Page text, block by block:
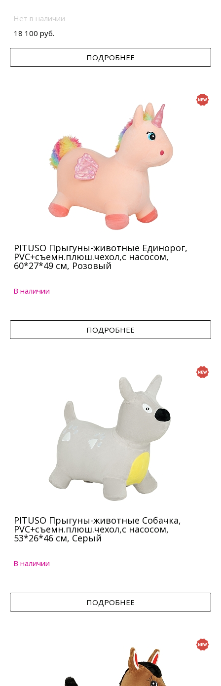
Нет в наличии
18 100 руб.
ПОДРОБНЕЕ
PITUSO Прыгуны-животные Единорог,
PVC+съемн.плюш.чехол,с насосом,
60*27*49 см, Розовый
В наличии
ПОДРОБНЕЕ
PITUSO Прыгуны-животные Собачка,
PVC+съемн.плюш.чехол,с насосом,
53*26*46 см, Серый
В наличии
ПОДРОБНЕЕ